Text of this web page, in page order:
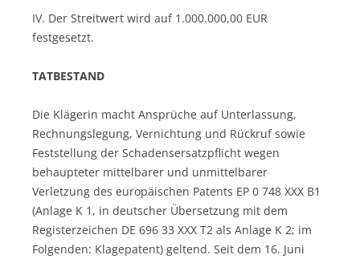
IV. Der Streitwert wird auf 1.000.000,00 EUR
festgesetzt.
TATBESTAND
Die Klägerin macht Ansprüche auf Unterlassung,
Rechnungslegung, Vernichtung und Rückruf sowie
Feststellung der Schadensersatzpflicht wegen
behaupteter mittelbarer und unmittelbarer
Verletzung des europäischen Patents EP 0 748 XXX B1
(Anlage K 1, in deutscher Übersetzung mit dem
Registerzeichen DE 696 33 XXX T2 als Anlage K 2; im
Folgenden: Klagepatent) geltend. Seit dem 16. Juni